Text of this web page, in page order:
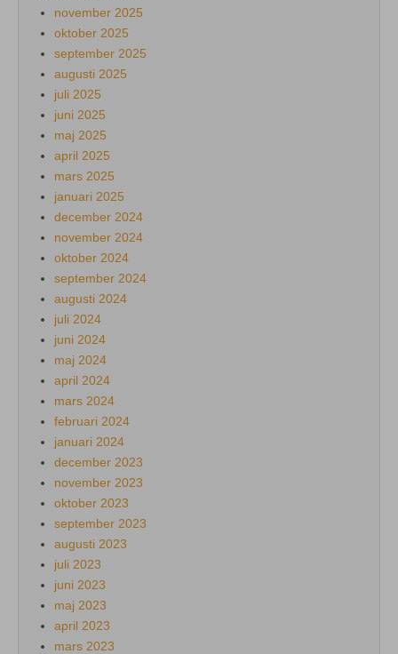
november 2025
oktober 2025
september 2025
augusti 2025
juli 2025
juni 2025
maj 2025
april 2025
mars 2025
januari 2025
december 2024
november 2024
oktober 2024
september 2024
augusti 2024
juli 2024
juni 2024
maj 2024
april 2024
mars 2024
februari 2024
januari 2024
december 2023
november 2023
oktober 2023
september 2023
augusti 2023
juli 2023
juni 2023
maj 2023
april 2023
mars 2023